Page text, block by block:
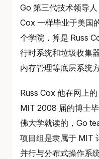
Go 第三代技术领导
Cox 一样毕业于美国
个学院，算是 Russ
行时系统和垃圾收集
内存管理等底层系统
Russ Cox 他在网上
MIT 2008 届的博士
佛大学就读的，Go
项目组是隶属于 MIT
并行与分布式操作系